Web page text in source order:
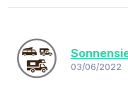
03/06/2022